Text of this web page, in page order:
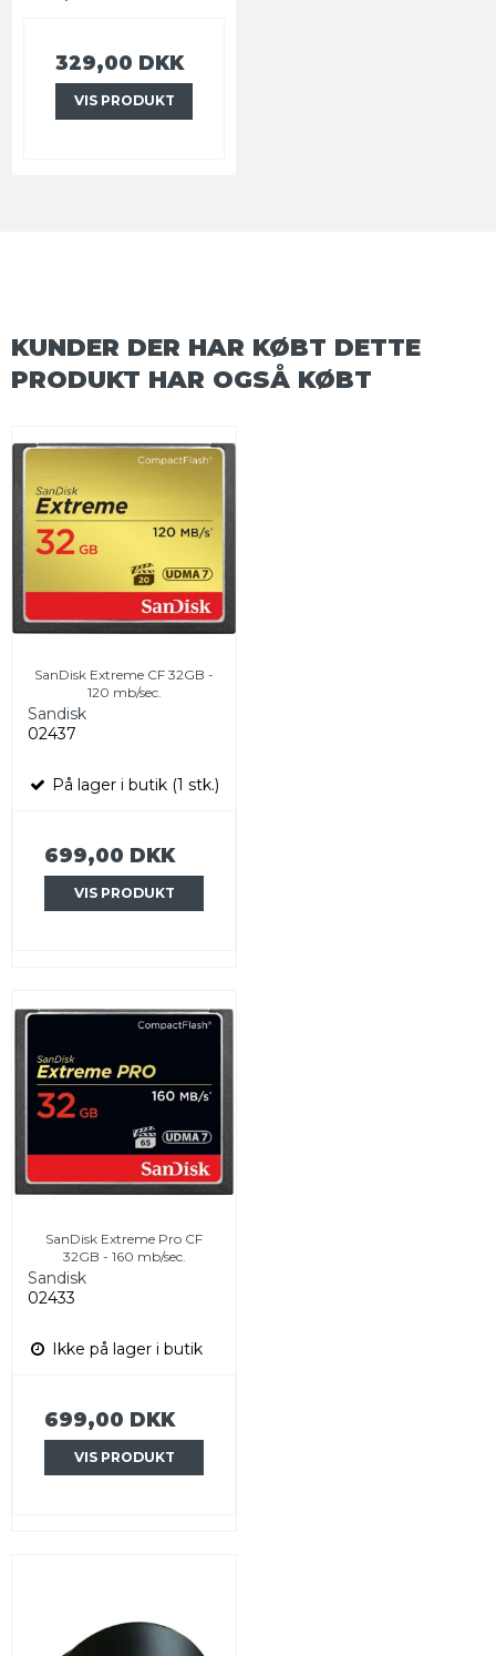
329,00 DKK
VIS PRODUKT
KUNDER DER HAR KØBT DETTE
PRODUKT HAR OGSÅ KØBT
SanDisk Extreme CF 32GB -
120 mb/sec.
Sandisk
02437
På lager i butik (1 stk.)
699,00 DKK
VIS PRODUKT
SanDisk Extreme Pro CF
32GB - 160 mb/sec.
Sandisk
02433
Ikke på lager i butik
699,00 DKK
VIS PRODUKT